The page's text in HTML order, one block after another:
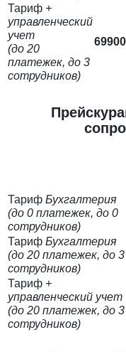
Тариф +
управленческий
учет
(до 20
платежек, до 3
сотрудников)
Тариф Бухгалтерия
(до 0 платежек, до 0
сотрудников)
Тариф Бухгалтерия
(до 20 платежек, до 3
сотрудников)
Тариф +
управленческий учет
(до 20 платежек, до 3
сотрудников)